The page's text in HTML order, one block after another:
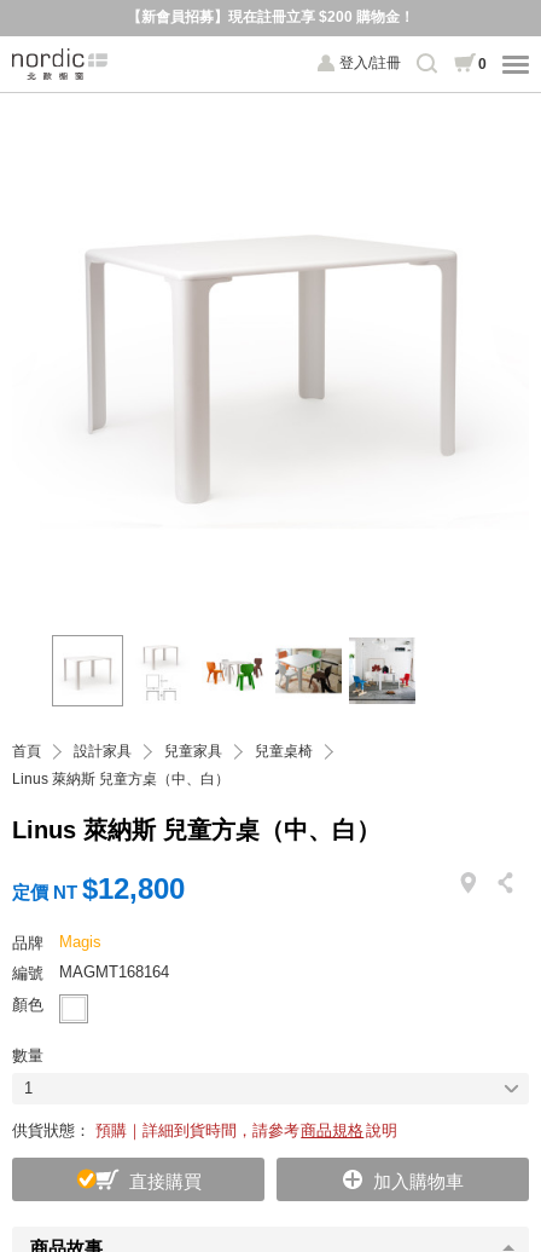
【新會員招募】現在註冊立享 $200 購物金！
登入/註冊 0
首頁 設計家具 兒童家具
兒童桌椅
Linus 萊納斯 兒童方桌（中、白）
Linus 萊納斯 兒童方桌（中、白）
商品故事
定價 NT $12,800
品牌
Magis
編號
MAGMT168164
顏色
數量
1
供貨狀態： 預購｜詳細到貨時間，請參考商品規格說明
直接購買 加入購物車